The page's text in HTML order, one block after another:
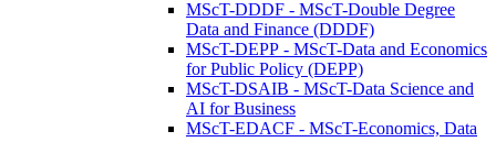
MScT-DDDF - MScT-Double Degree
Data and Finance (DDDF)
MScT-DEPP - MScT-Data and Economics
for Public Policy (DEPP)
MScT-DSAIB - MScT-Data Science and
AI for Business
MScT-EDACF - MScT-Economics, Data